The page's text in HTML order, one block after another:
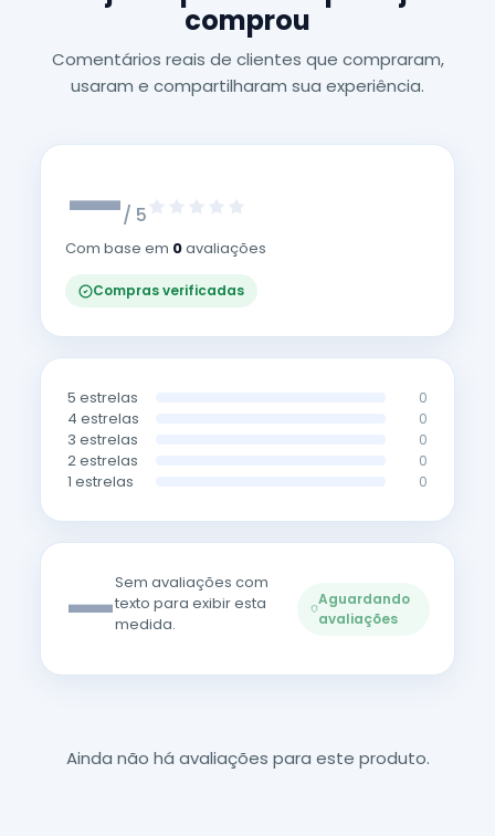
comprou
Comentários reais de clientes que compraram,
usaram e compartilharam sua experiência.
—/ 5
Com base em 0avaliações
Compras verificadas
5 estrelas 0
4 estrelas 0
3 estrelas 0
2 estrelas 0
1 estrelas 0
—Sem avaliações com
texto para exibir esta
medida.
Aguardando
avaliações
Ainda não há avaliações para este produto.